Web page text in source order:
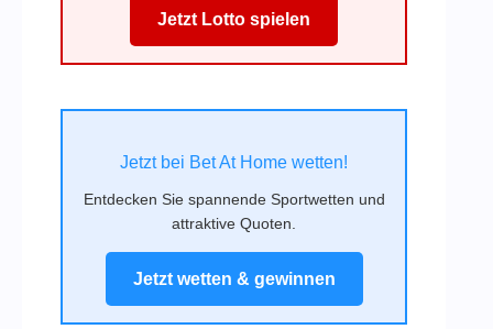
Jetzt Lotto spielen
Jetzt bei Bet At Home wetten!
Entdecken Sie spannende Sportwetten und
attraktive Quoten.
Jetzt wetten & gewinnen